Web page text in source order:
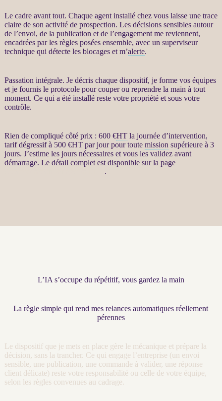
Le cadre avant tout. Chaque agentinstallé chez vous laisse une trace
claire de son activité de prospection. Les décisions sensibles autour
de l’envoi, de la publication et de l’engagement me reviennent,
encadrées par les règles posées ensemble, avec un superviseur
technique qui détecte les blocages et m’alerte.
Passation intégrale. Je décris chaque dispositif, je forme vos équipes
et je fournis le protocole pour couper ou reprendre la main à tout
moment. Ce qui a été installé reste votre propriété et sous votre
contrôle.
Rien de compliqué côté prix : 600 €HTla journée d’intervention,
tarif dégressif à 500 €HTpar jour pour toute mission supérieure à 3
jours. J’estime les jours nécessaires et vous les validez avant
démarrage. Le détail complet est disponible sur la page
.
L’IA s’occupe du répétitif, vous gardez la main
La règle simple qui rend mes relances automatiques réellement
pérennes
Le dispositif que je mets en place gère le mécanique et prépare la
décision, sans la trancher. Ce qui engage l’entreprise (un envoi
sensible, une publication, une commande à valider, une réponse
client délicate) reste votre responsabilité ou celle de votre équipe,
selon les règles convenues au cadrage.